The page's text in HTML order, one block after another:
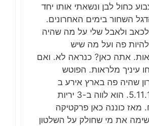
כחול לבן ונשאתי אותו יחד
השחור בימים האחרונים.
לכאב ולאבל שלי על מה שהיה
להיות פה ועל מה שיש
אתה כאן? כנראה לא. ואם
עיניך מלראות. הפוטש
שהיה פה בארץ אירע ב
5.11.1995. הוא לווה ב-3 יריות
מאז כוננה כאן פרקטיקה
את מי שחולק על השלטון